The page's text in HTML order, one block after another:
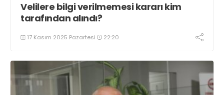
Velilere bilgi verilmemesi kararı kim
tarafından alındı?
17 Kasım 2025 Pazartesi 22:20